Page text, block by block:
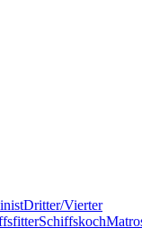
Dritter/Vierter
Schiffskoch